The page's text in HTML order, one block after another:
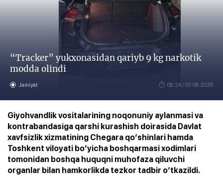
“Tracker” yukxonasidan qariyb 9 kg narkotik
modda olindi
Jamiyat 08:24 / 03.06.2026
Giyohvandlik vositalarining noqonuniy aylanmasi va
kontrabandasiga qarshi kurashish doirasida Davlat
xavfsizlik xizmatining Chegara qo‘shinlari hamda
Toshkent viloyati bo‘yicha boshqarmasi xodimlari
tomonidan boshqa huquqni muhofaza qiluvchi
organlar bilan hamkorlikda tezkor tadbir o‘tkazildi.